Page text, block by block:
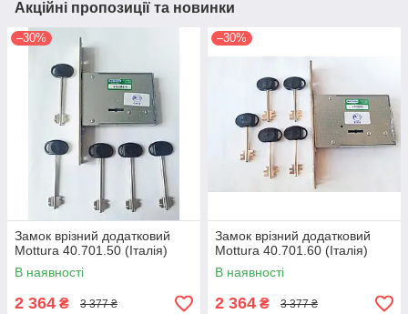
Акційні пропозиції та новинки
–30%
Замок врізний додатковий
Mottura 40.701.50 (Італія)
В наявності
2 364 ₴ 3 377 ₴
–30%
Замок врізний додатковий
Mottura 40.701.60 (Італія)
В наявності
2 364 ₴ 3 377 ₴